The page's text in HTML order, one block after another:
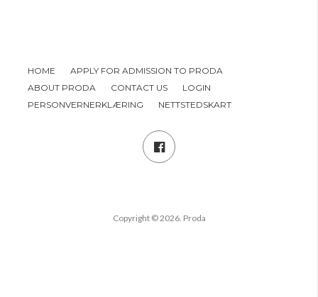
HOME
APPLY FOR ADMISSION TO PRODA
ABOUT PRODA
CONTACT US
LOGIN
PERSONVERNERKLÆRING
NETTSTEDSKART
Copyright © 2026. Proda